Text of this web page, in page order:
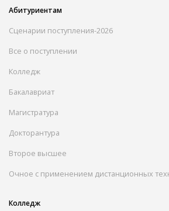
Абитуриентам
Сценарии поступления-2026
Все о поступлении
Колледж
Бакалавриат
Магистратура
Докторантура
Второе высшее
Очное с применением дистанционных
Колледж